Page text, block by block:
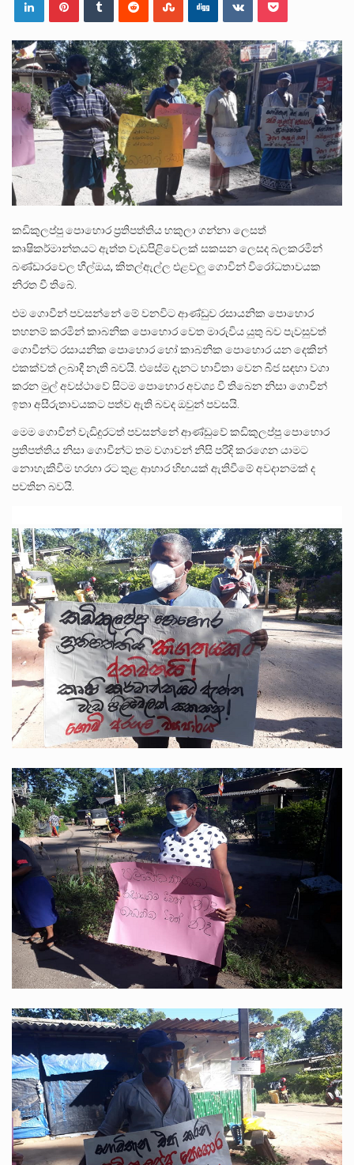
මේ, දන්නා හඳුනන ලියන්නකුගේ නන්නාඳුනන අඩවියක සැරිසරා ලද ආස්වාදනීය මොහොතක සිංහාවලෝකනයකි .කෙටි කවියක දිගු බර…
වත්මන් ආණ්ඩුවේ ප්‍රධාන පාර්ශවකරුවා වන ජනතා විමුක්ති පෙරමුණේ කාලයක පටන් තිබුණු ප්‍රධාන සටන් පාඨයක් වූවේ…
කඩිකුලප්පු පොහොර ප්‍රතිපත්තිය හකුලා ගන්නා ලෙසත්
කෘෂිකර්මාන්තයට ඇත්ත වැඩපිළිවෙලක් සකසන ලෙසද බලකරමින්
බණ්ඩාරවෙල හීල්ඔය, කිතල්ඇල්ල එළවලු ගොවින් විරෝධතාවයක
නිරත වී තිබේ.
එම ගොවීන් පවසන්නේ මේ වනවිට ආණ්ඩුව රසායනික පොහොර
තහනම් කරමින් කාබනික පොහොර වෙත මාරුවිය යුතු බව පැවසුවත්
ගොවීන්ට රසායනික පොහොර හෝ කාබනික පොහොර යන දෙකින්
එකක්වත් ලබාදී නැති බවයි. එසේම දැනට භාවිතා වෙන බීජ සඳහා වගා
කරන මුල් අවස්ථාවේ සිටම පොහොර අවශ්‍ය වී තිබෙන නිසා ගොවීන්
ඉතා අසීරුතාවයකට පත්ව ඇති බවද ඔවුන් පවසයි.
මෙම ගොවීන් වැඩිදුරටත් පවසන්නේ ආණ්ඩුවේ කඩිකුලප්පු පොහොර
ප්‍රතිපත්තිය නිසා ගොවීන්ට තම වගාවන් නිසි පරිදි කරගෙන යාමට
නොහැකිවීම හරහා රට තුළ ආහාර හිඟයක් ඇතිවීමේ අවදානමක් ද
පවතින බවයි.